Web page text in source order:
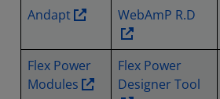
Andapt
WebAmP R.D
Flex Power
Modules
Flex Power
Designer Tool